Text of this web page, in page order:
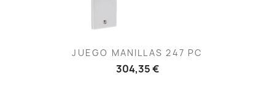
JUEGO MANILLAS 247 PC
304,35 €